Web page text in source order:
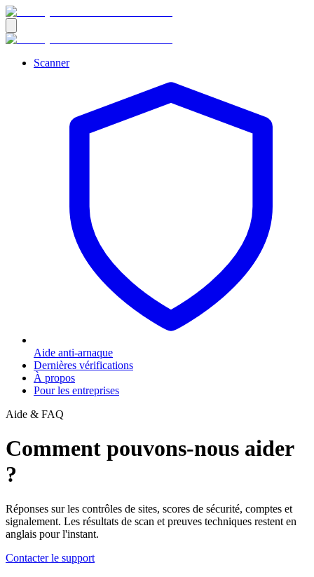
Scanner
Aide anti-arnaque
Dernières vérifications
À propos
Pour les entreprises
Aide & FAQ
Comment pouvons-nous aider
?
Réponses sur les contrôles de sites, scores de sécurité, comptes et
signalement. Les résultats de scan et preuves techniques restent en
anglais pour l'instant.
Contacter le support